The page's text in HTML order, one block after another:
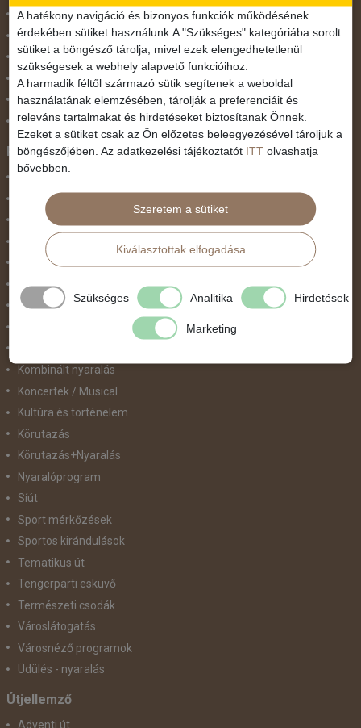
November 1.
Október 23.
Pünkösdi utazás
Szilveszter
Tavaszi szünet
Valentin nap
Programtípus
Belépőjegy
Egyéni út
Egzotikus út
Fesztiválok
Golfút
Gyalogtúra
Kombinált nyaralás
Koncertek / Musical
Kultúra és történelem
Körutazás
Körutazás+Nyaralás
Nyaralóprogram
Síút
Sport mérkőzések
Sportos kirándulások
Tematikus út
Tengerparti esküvő
Természeti csodák
Városlátogatás
Városnéző programok
Üdülés - nyaralás
Útjellemző
Adventi út
A hatékony navigáció és bizonyos funkciók működésének
érdekében sütiket használunk.A "Szükséges" kategóriába sorolt
sütiket a böngésző tárolja, mivel ezek elengedhetetlenül
szükségesek a webhely alapvető funkcióihoz.
A harmadik féltől származó sütik segítenek a weboldal
használatának elemzésében, tárolják a preferenciáit és
releváns tartalmakat és hirdetéseket biztosítanak Önnek.
Ezeket a sütiket csak az Ön előzetes beleegyezésével tároljuk a
böngészőjében. Az adatkezelési tájékoztatót ITT olvashatja
bővebben.
Szeretem a sütiket
Kiválasztottak elfogadása
Szükséges Analitika Hirdetések
Marketing